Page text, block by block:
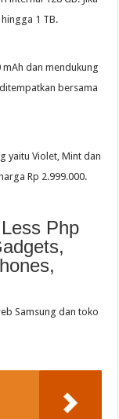
1 TB.
dan mendukung
bersama
yaitu Violet, Mint dan
Rp 2.999.000.
Php
Samsung dan toko